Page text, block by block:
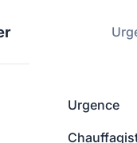
Urgence